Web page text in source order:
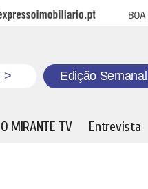
Imobiliário
> Edição Semanal
O MIRANTE TV Entrevista